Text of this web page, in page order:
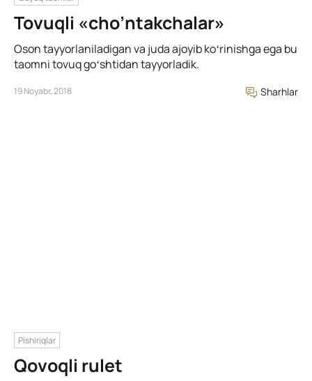
Tovuqli «cho’ntakchalar»
Oson tayyorlaniladigan va juda ajoyib koʻrinishga ega bu
taomni tovuq goʻshtidan tayyorladik.
19 Noyabr, 2018 Sharhlar
Pishiriqlar
Qovoqli rulet